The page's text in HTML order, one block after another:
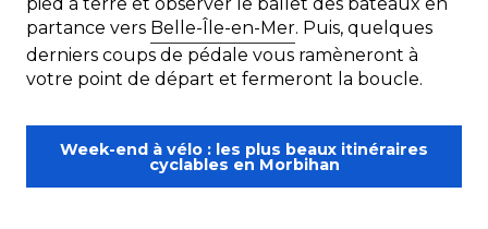
partance vers Belle-Île-en-Mer. Puis, quelques
derniers coups de pédale vous ramèneront à
votre point de départ et fermeront la boucle.
Week-end à vélo : les plus beaux itinéraires
cyclables en Morbihan